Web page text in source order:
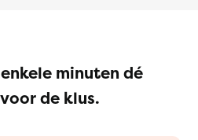
minuten dé
de klus.